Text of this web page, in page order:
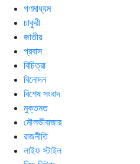
গণমাধ্যম
চাকুরী
জাতীয়
প্রবাস
বিচিত্রা
বিনোদন
বিশেষ সংবাদ
মুক্তমত
মৌলভীবাজার
রাজনীতি
লাইফ স্টাইল